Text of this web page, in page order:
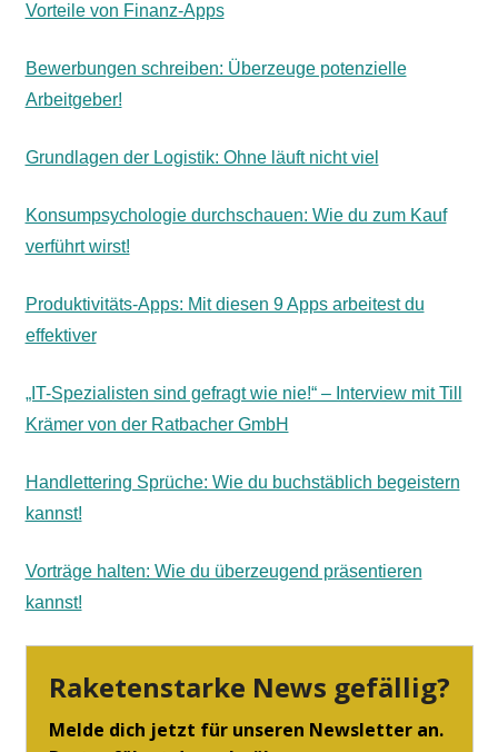
Vorteile von Finanz-Apps
Bewerbungen schreiben: Überzeuge potenzielle
Arbeitgeber!
Grundlagen der Logistik: Ohne läuft nicht viel
Konsumpsychologie durchschauen: Wie du zum Kauf
verführt wirst!
Produktivitäts-Apps: Mit diesen 9 Apps arbeitest du
effektiver
„IT-Spezialisten sind gefragt wie nie!“ – Interview mit Till
Krämer von der Ratbacher GmbH
Handlettering Sprüche: Wie du buchstäblich begeistern
kannst!
Vorträge halten: Wie du überzeugend präsentieren
kannst!